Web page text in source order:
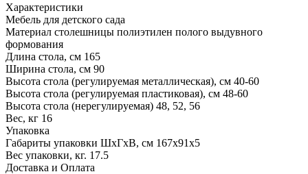
Характеристики
Мебель для детского сада
Материал столешницы полиэтилен полого выдувного
формования
Длина стола, см 165
Ширина стола, см 90
Высота стола (регулируемая металлическая), см 40-60
Высота стола (регулируемая пластиковая), см 48-60
Высота стола (нерегулируемая) 48, 52, 56
Вес, кг 16
Упаковка
Габариты упаковки ШхГхВ, см 167x91x5
Вес упаковки, кг. 17.5
Доставка и Оплата